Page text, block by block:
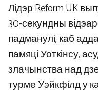
Лідэр Reform UK
30-секундны
падманулі, каб
памяці Уоткінсу,
злачынства над
турме Уэйкфілд у